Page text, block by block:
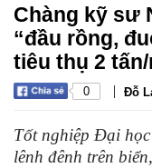
Chàng kỹ sư
“đầu rồng,
tiêu thụ 2
0 | Đỗ
Tốt nghiệp Đại
lênh đênh trên